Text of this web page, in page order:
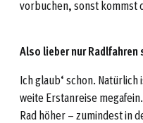
vorbuchen, sonst kommst
Also lieber nur
Ich glaub‘ schon.
weite Erstanreise
Rad höher – zumindest in